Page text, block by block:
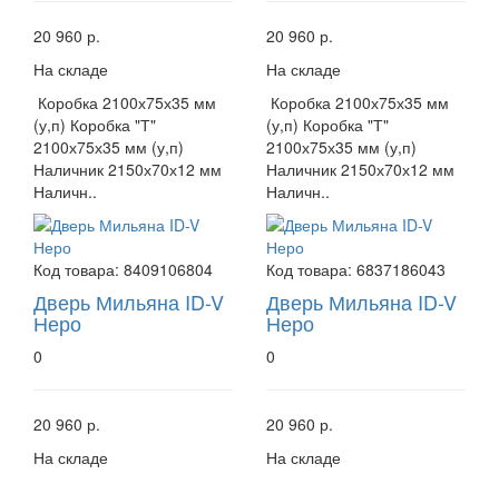
20 960 р.
На складе
Коробка 2100х75х35 мм
(у,п) Коробка "Т"
2100х75х35 мм (у,п)
Наличник 2150х70х12 мм
Наличн..
20 960 р.
На складе
Коробка 2100х75х35 мм
(у,п) Коробка "Т"
2100х75х35 мм (у,п)
Наличник 2150х70х12 мм
Наличн..
Код товара: 8409106804
Дверь Мильяна ID-V
Неро
0
20 960 р.
На складе
Код товара: 6837186043
Дверь Мильяна ID-V
Неро
0
20 960 р.
На складе